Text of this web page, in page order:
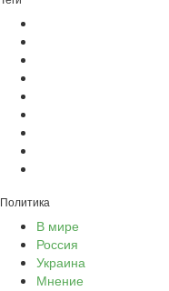
Политика
В мире
Россия
Украина
Мнение